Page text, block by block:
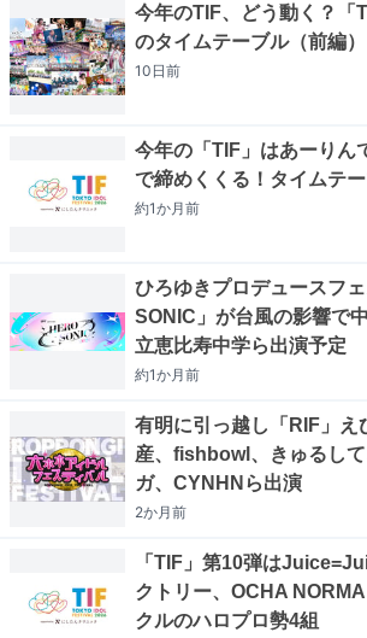
今年のTIF、どう動く？「
のタイムテーブル（前編）
10日前
今年の「TIF」はあーりん
で締めくくる！タイムテ
約1か月前
ひろゆきプロデュースフ
SONIC」が台風の影響
立恵比寿中学ら出演予定
約1か月前
有明に引っ越し「RIF」え
産、fishbowl、きゅるし
ガ、CYNHNら出演
2か月前
「TIF」第10弾は
クトリー、OCHA
クルのハロプロ勢4組